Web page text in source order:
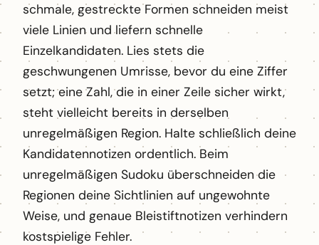
schmale, gestreckte Formen schneiden meist
viele Linien und liefern schnelle
Einzelkandidaten. Lies stets die
geschwungenen Umrisse, bevor du eine Ziffer
setzt; eine Zahl, die in einer Zeile sicher wirkt,
steht vielleicht bereits in derselben
unregelmäßigen Region. Halte schließlich deine
Kandidatennotizen ordentlich. Beim
unregelmäßigen Sudoku überschneiden die
Regionen deine Sichtlinien auf ungewohnte
Weise, und genaue Bleistiftnotizen verhindern
kostspielige Fehler.